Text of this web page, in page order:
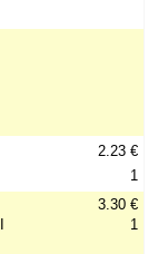
2.23 €
1
3.30 €
1